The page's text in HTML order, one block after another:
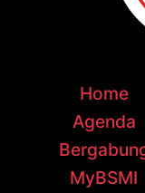
Home
Agenda
MyBSMI